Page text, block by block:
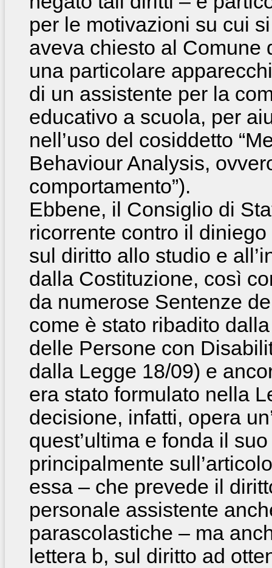
per le motivazioni su cui
aveva chiesto al Comune
una particolare
di un assistente per la
educativo a scuola, per
nell’uso del cosiddetto
Behaviour Analysis,
comportamento”).
Ebbene, il Consiglio di
ricorrente contro il
sul diritto allo studio e
dalla Costituzione, così
da numerose Sentenze
come è stato ribadito
delle Persone con
dalla Legge 18/09) e
era stato formulato nella
decisione, infatti, opera
quest’ultima e fonda il
principalmente
essa – che prevede il
personale assistente
parascolastiche – ma
lettera b, sul diritto ad